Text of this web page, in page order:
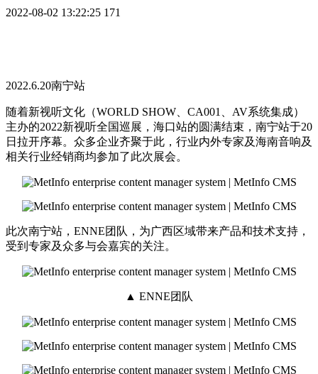
2022-08-02 13:22:25 171
2022.6.20南宁站
随着新视听文化（WORLD SHOW、CA001、AV系统集成）
主办的2022新视听全国巡展，海口站的圆满结束，南宁站于20
日拉开序幕。众多企业齐聚于此，行业内外专家及海南音响及
相关行业经销商均参加了此次展会。
此次南宁站，ENNE团队，为广西区域带来产品和技术支持，
受到专家及众多与会嘉宾的关注。
▲ ENNE团队